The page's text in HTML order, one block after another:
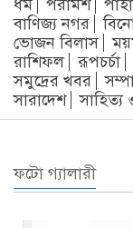
ধর্ম
পরামর্শ
বাণিজ্য নগর
ভোজন বিলাস
রাশিফল
রূপচর্চা
সমুদ্রের খবর
সারাদেশ
সাহিত্য
ফটো গ্যালারী